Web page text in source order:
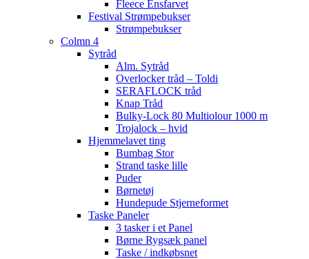
Fleece Ensfarvet
Festival Strømpebukser
Strømpebukser
Colmn 4
Sytråd
Alm. Sytråd
Overlocker tråd – Toldi
SERAFLOCK tråd
Knap Tråd
Bulky-Lock 80 Multiolour 1000 m
Trojalock – hvid
Hjemmelavet ting
Bumbag Stor
Strand taske lille
Puder
Børnetøj
Hundepude Stjerneformet
Taske Paneler
3 tasker i et Panel
Børne Rygsæk panel
Taske / indkøbsnet